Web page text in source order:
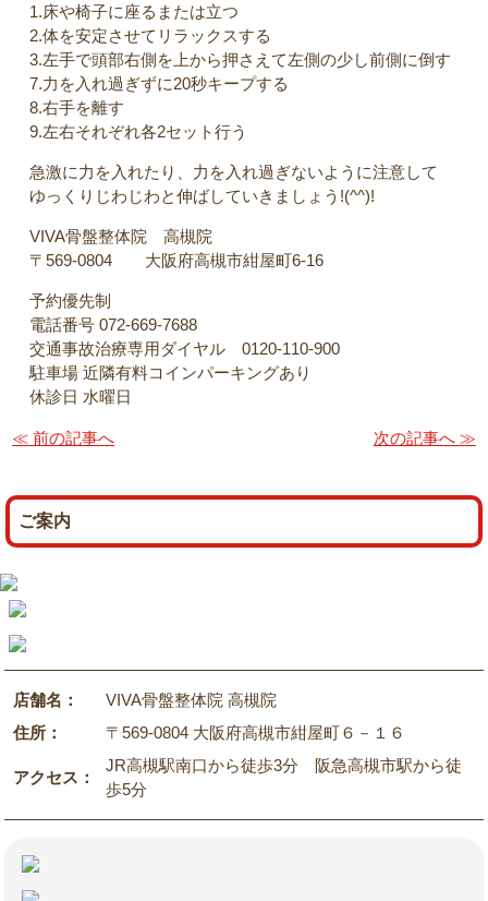
1.床や椅子に座るまたは立つ
2.体を安定させてリラックスする
3.左手で頭部右側を上から押さえて左側の少し前側に倒す
7.力を入れ過ぎずに20秒キープする
8.右手を離す
9.左右それぞれ各2セット行う
急激に力を入れたり、力を入れ過ぎないように注意して
ゆっくりじわじわと伸ばしていきましょう!(^^)!
VIVA骨盤整体院 高槻院
〒569-0804 大阪府高槻市紺屋町6-16
予約優先制
電話番号 072-669-7688
交通事故治療専用ダイヤル 0120-110-900
駐車場 近隣有料コインパーキングあり
休診日 水曜日
≪ 前の記事へ 次の記事へ ≫
ご案内
店舗名：
VIVA骨盤整体院 高槻院
住所：
〒569-0804 大阪府高槻市紺屋町６－１６
アクセス：
JR高槻駅南口から徒歩3分 阪急高槻市駅から徒
歩5分